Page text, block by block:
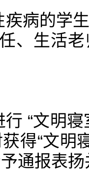
病的学
、生活
“文明寝
得“文明
通报表